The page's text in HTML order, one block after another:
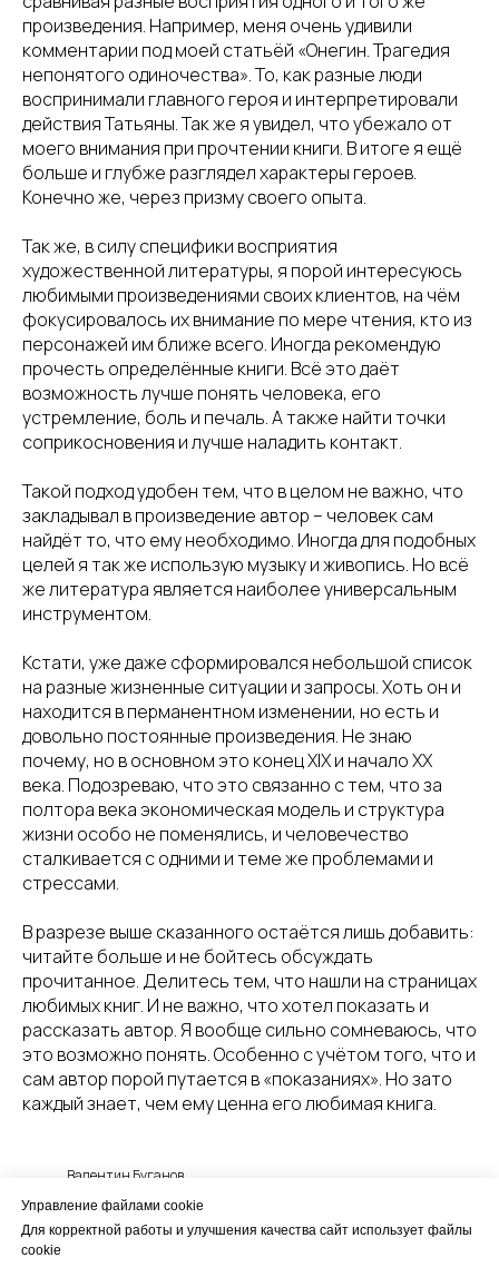
Управление файлами cookie
Для корректной работы и улучшения качества сайт использует файлы
cookie
произведения. Например, меня очень удивили
комментарии под моей статьёй «Онегин. Трагедия
непонятого одиночества». То, как разные люди
воспринимали главного героя и интерпретировали
действия Татьяны. Так же я увидел, что убежало от
моего внимания при прочтении книги. В итоге я ещё
больше и глубже разглядел характеры героев.
Конечно же, через призму своего опыта.
Так же, в силу специфики восприятия
художественной литературы, я порой интересуюсь
любимыми произведениями своих клиентов, на чём
фокусировалось их внимание по мере чтения, кто из
персонажей им ближе всего. Иногда рекомендую
прочесть определённые книги. Всё это даёт
возможность лучше понять человека, его
устремление, боль и печаль. А также найти точки
соприкосновения и лучше наладить контакт.
Такой подход удобен тем, что в целом не важно, что
закладывал в произведение автор – человек сам
найдёт то, что ему необходимо. Иногда для подобных
целей я так же использую музыку и живопись. Но всё
же литература является наиболее универсальным
инструментом.
Кстати, уже даже сформировался небольшой список
на разные жизненные ситуации и запросы. Хоть он и
находится в перманентном изменении, но есть и
довольно постоянные произведения. Не знаю
почему, но в основном это конец XIX и начало XX
века. Подозреваю, что это связанно с тем, что за
полтора века экономическая модель и структура
жизни особо не поменялись, и человечество
сталкивается с одними и теме же проблемами и
стрессами.
В разрезе выше сказанного остаётся лишь добавить:
читайте больше и не бойтесь обсуждать
прочитанное. Делитесь тем, что нашли на страницах
любимых книг. И не важно, что хотел показать и
рассказать автор. Я вообще сильно сомневаюсь, что
это возможно понять. Особенно с учётом того, что и
сам автор порой путается в «показаниях». Но зато
каждый знает, чем ему ценна его любимая книга.
Валентин Буганов